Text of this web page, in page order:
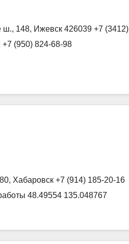
ш., 148, Ижевск 426039 +7 (3412)
(950) 824-68-98
Хабаровск +7 (914) 185-20-16
48.49554 135.048767